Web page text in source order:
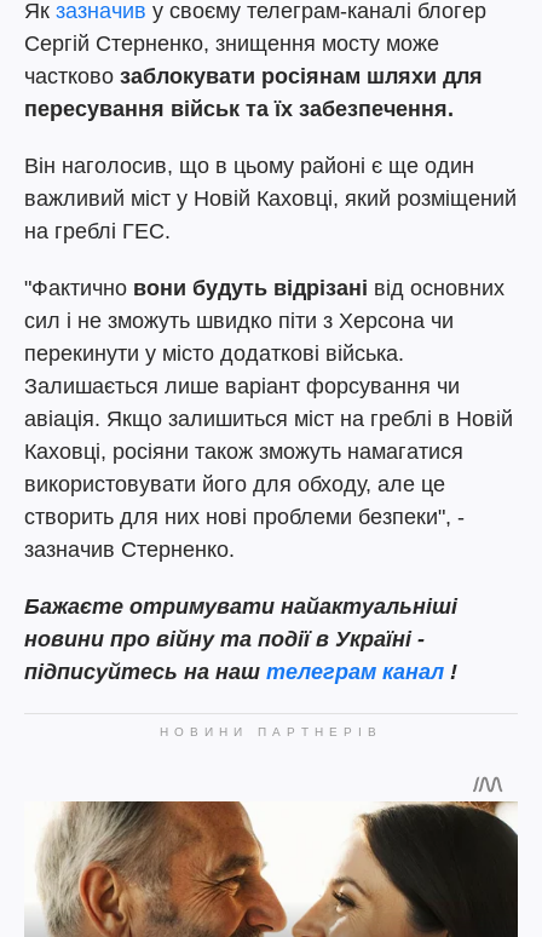
Як зазначив у своєму телеграм-каналі блогер
Сергій Стерненко, знищення мосту може
частково заблокувати росіянам шляхи для
пересування військ та їх забезпечення.
Він наголосив, що в цьому районі є ще один
важливий міст у Новій Каховці, який розміщений
на греблі ГЕС.
"Фактично вони будуть відрізані від основних
сил і не зможуть швидко піти з Херсона чи
перекинути у місто додаткові війська.
Залишається лише варіант форсування чи
авіація. Якщо залишиться міст на греблі в Новій
Каховці, росіяни також зможуть намагатися
використовувати його для обходу, але це
створить для них нові проблеми безпеки", -
зазначив Стерненко.
Бажаєте отримувати найактуальніші
новини про війну та події в Україні -
підписуйтесь на наш телеграм канал !